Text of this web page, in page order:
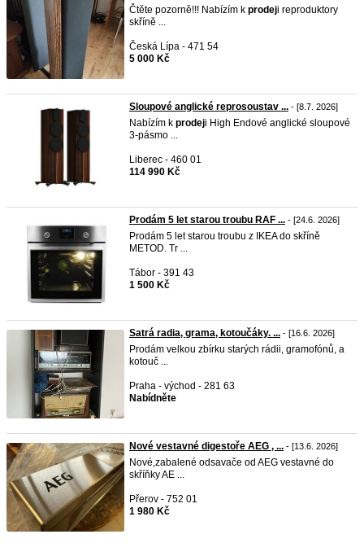
Čtěte pozorně!!! Nabízím k prodeji reproduktory
skříně ...
Česká Lípa - 471 54
5 000 Kč
Sloupové anglické reprosoustav ... - [8.7. 2026]
Nabízím k prodeji High Endové anglické sloupové
3-pásmo ...
Liberec - 460 01
114 990 Kč
Prodám 5 let starou troubu RAF ... - [24.6. 2026]
Prodám 5 let starou troubu z IKEA do skříně
METOD. Tr ...
Tábor - 391 43
1 500 Kč
Satrá radia, grama, kotoučáky. ... - [16.6. 2026]
Prodám velkou zbírku starých rádii, gramofónů, a
kotouč ...
Praha - východ - 281 63
Nabídněte
Nové vestavné digestoře AEG , ... - [13.6. 2026]
Nové,zabalené odsavače od AEG vestavné do
skříňky AE ...
Přerov - 752 01
1 980 Kč